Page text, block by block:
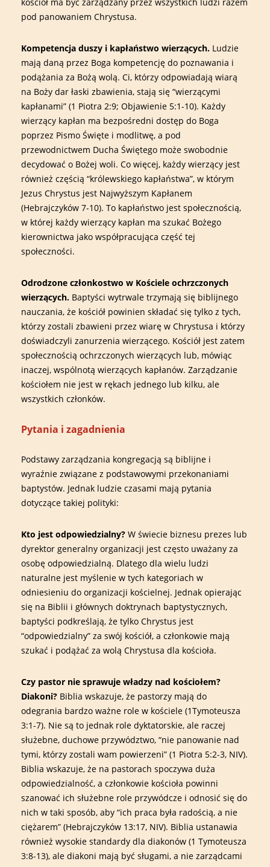
pod panowaniem Chrystusa.
Kompetencja duszy i kapłaństwo wierzących. Ludzie
mają daną przez Boga kompetencję do poznawania i
podążania za Bożą wolą. Ci, którzy odpowiadają wiarą
na Boży dar łaski zbawienia, stają się “wierzącymi
kapłanami” (1 Piotra 2:9; Objawienie 5:1-10). Każdy
wierzący kapłan ma bezpośredni dostęp do Boga
poprzez Pismo Święte i modlitwę, a pod
przewodnictwem Ducha Świętego może swobodnie
decydować o Bożej woli. Co więcej, każdy wierzący jest
również częścią “królewskiego kapłaństwa”, w którym
Jezus Chrystus jest Najwyższym Kapłanem
(Hebrajczyków 7-10). To kapłaństwo jest społecznością,
w której każdy wierzący kapłan ma szukać Bożego
kierownictwa jako współpracująca część tej
społeczności.
Odrodzone członkostwo w Kościele ochrzczonych
wierzących. Baptyści wytrwale trzymają się biblijnego
nauczania, że kościół powinien składać się tylko z tych,
którzy zostali zbawieni przez wiarę w Chrystusa i którzy
doświadczyli zanurzenia wierzącego. Kościół jest zatem
społecznością ochrzczonych wierzących lub, mówiąc
inaczej, wspólnotą wierzących kapłanów. Zarządzanie
kościołem nie jest w rękach jednego lub kilku, ale
wszystkich członków.
Pytania i zagadnienia
Podstawy zarządzania kongregacją są biblijne i
wyraźnie związane z podstawowymi przekonaniami
baptystów. Jednak ludzie czasami mają pytania
dotyczące takiej polityki:
Kto jest odpowiedzialny? W świecie biznesu prezes lub
dyrektor generalny organizacji jest często uważany za
osobę odpowiedzialną. Dlatego dla wielu ludzi
naturalne jest myślenie w tych kategoriach w
odniesieniu do organizacji kościelnej. Jednak opierając
się na Biblii i głównych doktrynach baptystycznych,
baptyści podkreślają, że tylko Chrystus jest
“odpowiedzialny” za swój kościół, a członkowie mają
szukać i podążać za wolą Chrystusa dla kościoła.
Czy pastor nie sprawuje władzy nad kościołem?
Diakoni? Biblia wskazuje, że pastorzy mają do
odegrania bardzo ważne role w kościele (1Tymoteusza
3:1-7). Nie są to jednak role dyktatorskie, ale raczej
służebne, duchowe przywództwo, “nie panowanie nad
tymi, którzy zostali wam powierzeni” (1 Piotra 5:2-3, NIV).
Biblia wskazuje, że na pastorach spoczywa duża
odpowiedzialność, a członkowie kościoła powinni
szanować ich służebne role przywódcze i odnosić się do
nich w taki sposób, aby “ich praca była radością, a nie
ciężarem” (Hebrajczyków 13:17, NIV). Biblia ustanawia
również wysokie standardy dla diakonów (1 Tymoteusza
3:8-13), ale diakoni mają być sługami, a nie zarządcami